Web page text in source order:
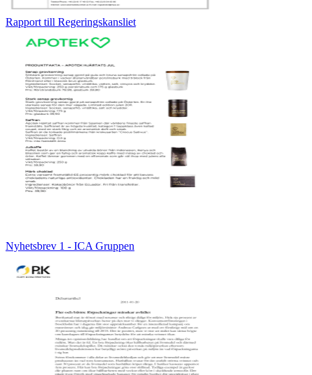
Rapport till Regeringskansliet
Nyhetsbrev 1 - ICA Gruppen